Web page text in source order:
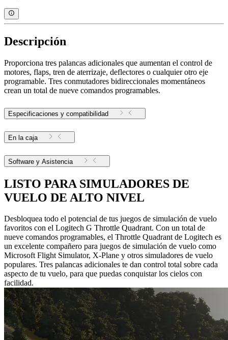
Descripción
Proporciona tres palancas adicionales que aumentan el control de
motores, flaps, tren de aterrizaje, deflectores o cualquier otro eje
programable. Tres conmutadores bidireccionales momentáneos
crean un total de nueve comandos programables.
Especificaciones y compatibilidad
En la caja
Software y Asistencia
LISTO PARA SIMULADORES DE
VUELO DE ALTO NIVEL
Desbloquea todo el potencial de tus juegos de simulación de vuelo
favoritos con el Logitech G Throttle Quadrant. Con un total de
nueve comandos programables, el Throttle Quadrant de Logitech es
un excelente compañero para juegos de simulación de vuelo como
Microsoft Flight Simulator, X-Plane y otros simuladores de vuelo
populares. Tres palancas adicionales te dan control total sobre cada
aspecto de tu vuelo, para que puedas conquistar los cielos con
facilidad.